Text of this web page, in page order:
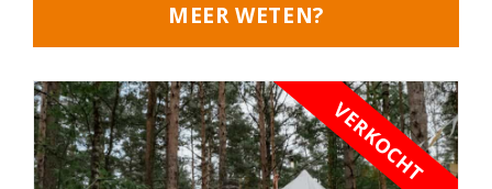
MEER WETEN?
VERKOCHT